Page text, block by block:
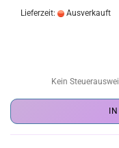
Lieferzeit: Ausverkauft
Kein